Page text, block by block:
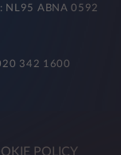
NL95 ABNA 0592
342 1600
POLICY